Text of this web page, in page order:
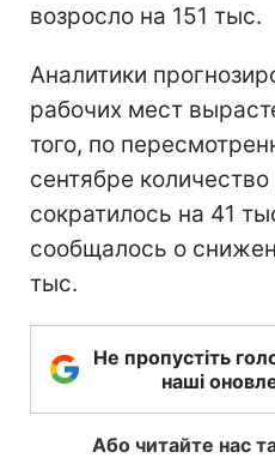
возросло на 151 тыс.
Аналитики
рабочих мест
того, по
сентябре
сократилось на 41
сообщалось о
тыс.
Не пропустіть
наші
Або читайте нас